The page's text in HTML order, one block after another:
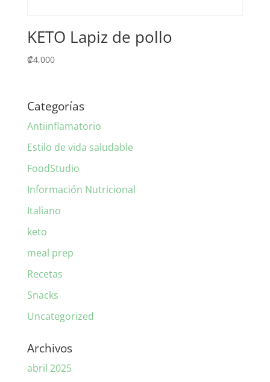
KETO Lapiz de pollo
₡4,000
Categorías
Antiinflamatorio
Estilo de vida saludable
FoodStudio
Información Nutricional
Italiano
keto
meal prep
Recetas
Snacks
Uncategorized
Archivos
abril 2025